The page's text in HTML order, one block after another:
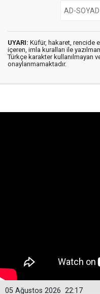
UYARI: Küfür, hakaret, rencide
içeren, imla kuralları ile
Türkçe karakter kullanılmayan
onaylanmamaktadır.
22:17
05 Ağustos 2026